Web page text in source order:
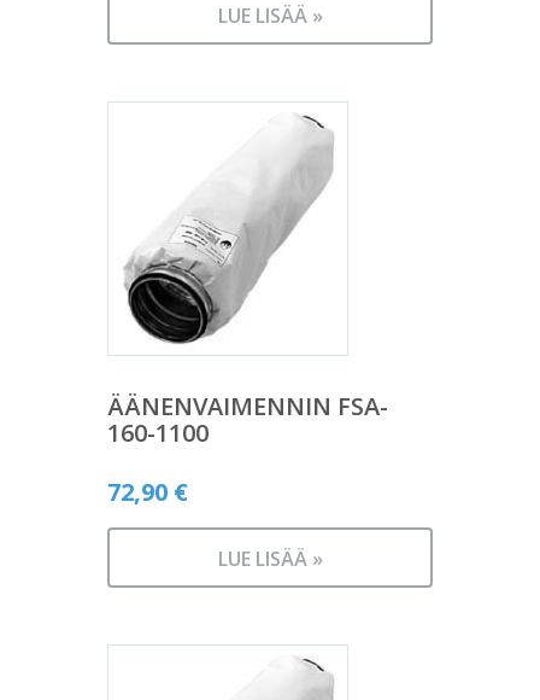
LUE LISÄÄ »
ÄÄNENVAIMENNIN FSA-
160-1100
72,90 €
LUE LISÄÄ »